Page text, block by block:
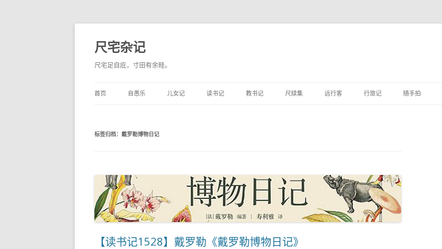
尺宅杂记
尺宅足自庇，寸田有余畦。
至
正
首页 自愚乐 儿女记 读书记 教书记 尺牍集 远行客 行旅记 随手拍
标签归档： 戴罗勒博物日记
【读书记1528】戴罗勒《戴罗勒博物日记》